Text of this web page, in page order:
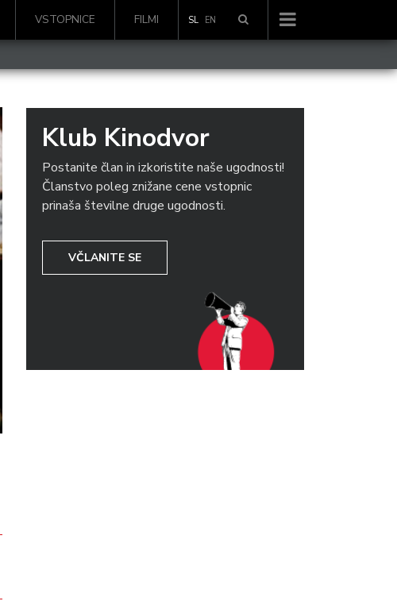
VSTOPNICE FILMI SL EN
Klub Kinodvor
Postanite član in izkoristite naše ugodnosti!
Članstvo poleg znižane cene vstopnic
prinaša številne druge ugodnosti.
VČLANITE SE